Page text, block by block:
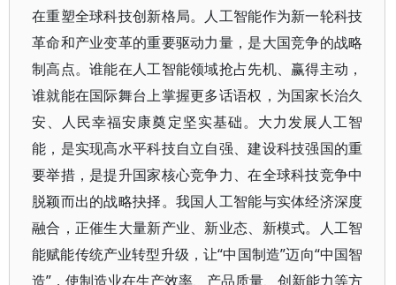
在重塑全球科技创新格局。人工智能作为新一轮科技
革命和产业变革的重要驱动力量，是大国竞争的战略
制高点。谁能在人工智能领域抢占先机、赢得主动，
谁就能在国际舞台上掌握更多话语权，为国家长治久
安、人民幸福安康奠定坚实基础。大力发展人工智
能，是实现高水平科技自立自强、建设科技强国的重
要举措，是提升国家核心竞争力、在全球科技竞争中
脱颖而出的战略抉择。我国人工智能与实体经济深度
融合，正催生大量新产业、新业态、新模式。人工智
能赋能传统产业转型升级，让“中国制造”迈向“中国智
造”，使制造业在生产效率、产品质量、创新能力等方